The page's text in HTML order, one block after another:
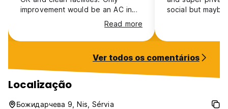
improvement would be an AC in
Read more
social but
Ver todos os comentários
Localização
Божидарчева 9, Nis, Sérvia